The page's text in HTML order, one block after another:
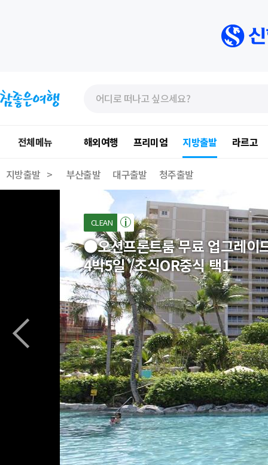
본
문
주
메
전체메뉴 해외여행 프리미엄 지방출발 라르고
지방출발 > 부산출발 대구출발 청주출발
CLEAN
●오션프론트룸 무료 업그레
4박5일 /조식OR중식 택1